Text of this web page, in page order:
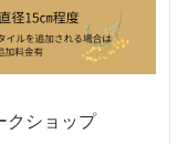
クショップ